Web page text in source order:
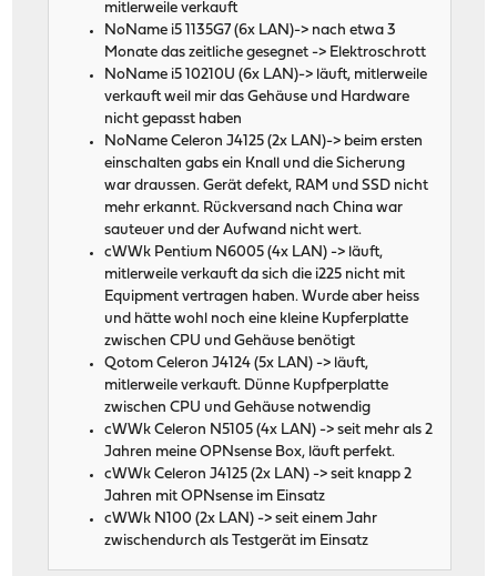
mitlerweile verkauft
NoName i5 1135G7 (6x LAN)-> nach etwa 3
Monate das zeitliche gesegnet -> Elektroschrott
NoName i5 10210U (6x LAN)-> läuft, mitlerweile
verkauft weil mir das Gehäuse und Hardware
nicht gepasst haben
NoName Celeron J4125 (2x LAN)-> beim ersten
einschalten gabs ein Knall und die Sicherung
war draussen. Gerät defekt, RAM und SSD nicht
mehr erkannt. Rückversand nach China war
sauteuer und der Aufwand nicht wert.
cWWk Pentium N6005 (4x LAN) -> läuft,
mitlerweile verkauft da sich die i225 nicht mit
Equipment vertragen haben. Wurde aber heiss
und hätte wohl noch eine kleine Kupferplatte
zwischen CPU und Gehäuse benötigt
Qotom Celeron J4124 (5x LAN) -> läuft,
mitlerweile verkauft. Dünne Kupfperplatte
zwischen CPU und Gehäuse notwendig
cWWk Celeron N5105 (4x LAN) -> seit mehr als 2
Jahren meine OPNsense Box, läuft perfekt.
cWWk Celeron J4125 (2x LAN) -> seit knapp 2
Jahren mit OPNsense im Einsatz
cWWk N100 (2x LAN) -> seit einem Jahr
zwischendurch als Testgerät im Einsatz